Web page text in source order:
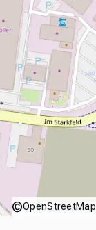
©OpenStreetMap